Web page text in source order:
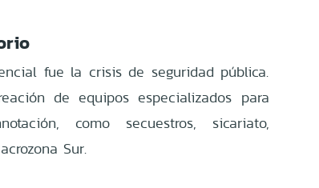
fue la crisis de seguridad pública.
de equipos especializados para
como secuestros, sicariato,
Sur.